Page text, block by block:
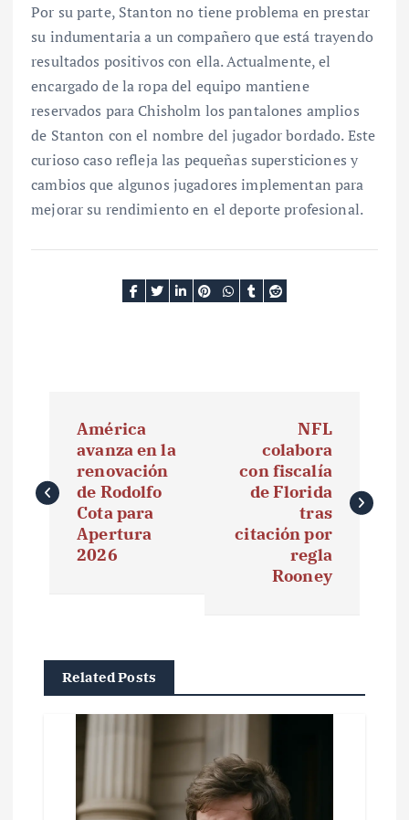
Por su parte, Stanton no tiene problema en prestar
su indumentaria a un compañero que está trayendo
resultados positivos con ella. Actualmente, el
encargado de la ropa del equipo mantiene
reservados para Chisholm los pantalones amplios
de Stanton con el nombre del jugador bordado. Este
curioso caso refleja las pequeñas supersticiones y
cambios que algunos jugadores implementan para
mejorar su rendimiento en el deporte profesional.
v
ó
América
avanza en la
renovación
de Rodolfo
Cota para
Apertura
2026
NFL
colabora
con fiscalía
de Florida
tras
citación por
regla
Rooney
Related Posts